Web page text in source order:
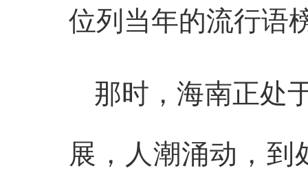
位列当年的流行语
那时，海南正处
展，人潮涌动，到